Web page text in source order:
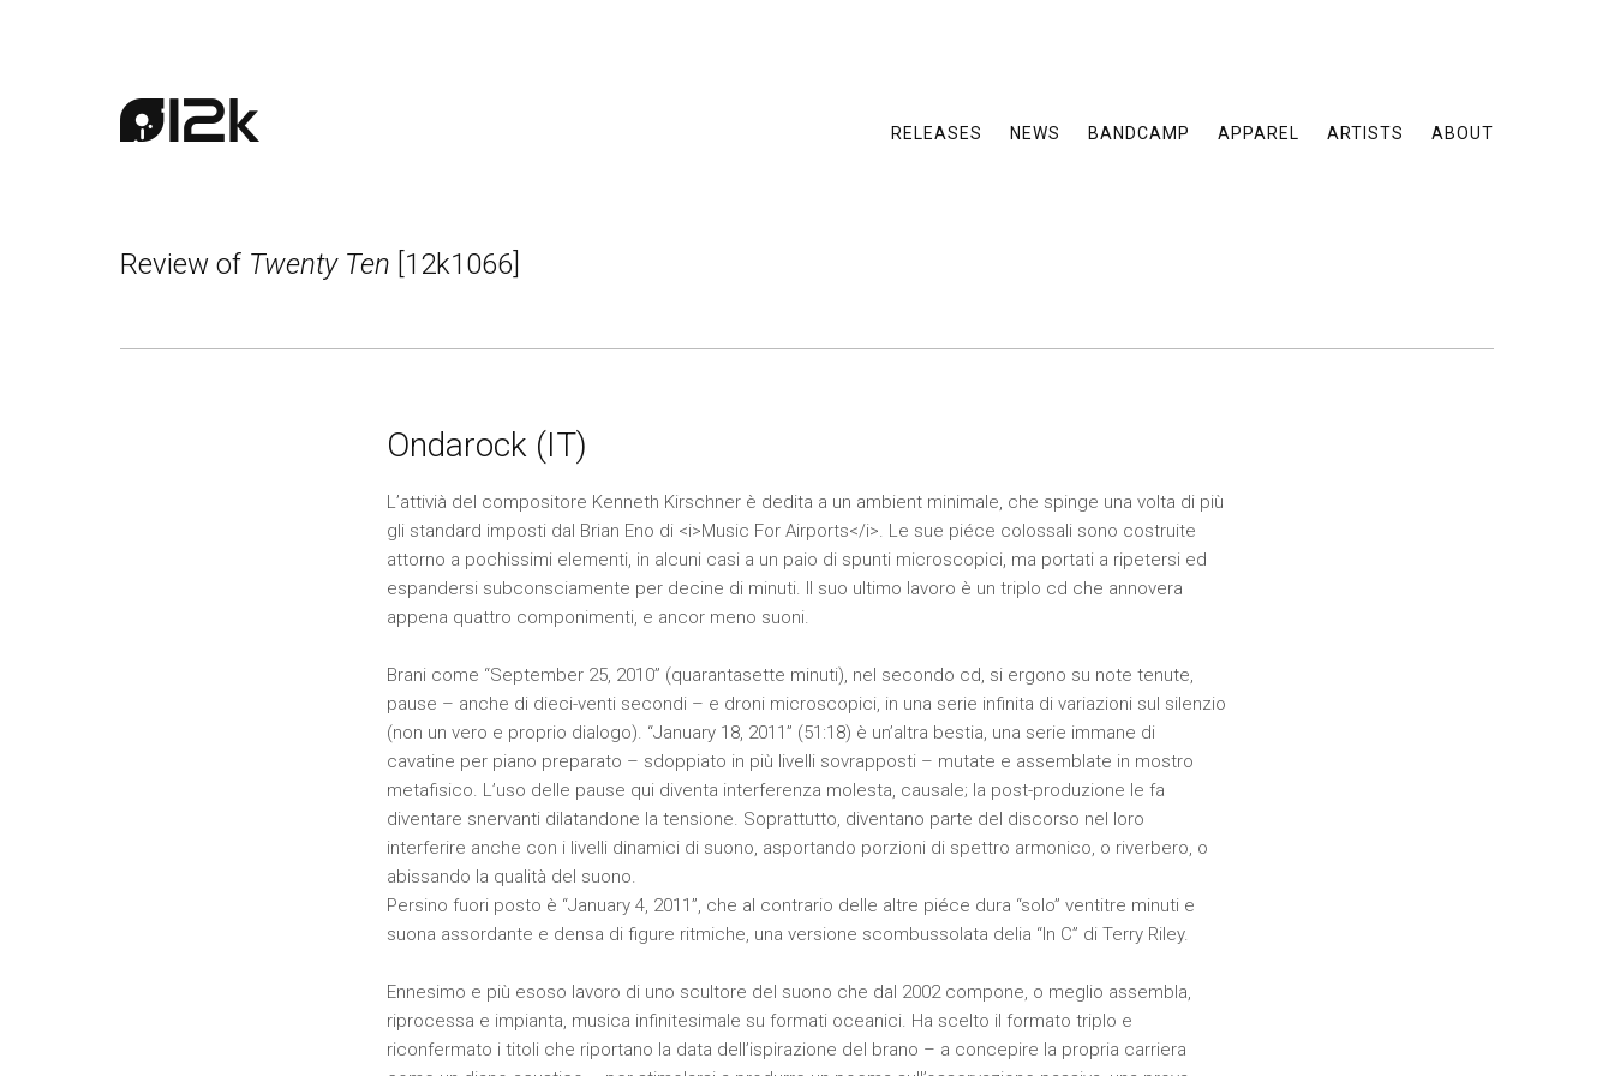
RELEASES NEWS BANDCAMP APPAREL ARTISTS ABOUT
Review of Twenty Ten [12k1066]
Ondarock (IT)
L’attivià del compositore Kenneth Kirschner è dedita a un ambient minimale, che spinge una volta di più
gli standard imposti dal Brian Eno di <i>Music For Airports</i>. Le sue piéce colossali sono costruite
attorno a pochissimi elementi, in alcuni casi a un paio di spunti microscopici, ma portati a ripetersi ed
espandersi subconsciamente per decine di minuti. Il suo ultimo lavoro è un triplo cd che annovera
appena quattro componimenti, e ancor meno suoni.
Brani come “September 25, 2010” (quarantasette minuti), nel secondo cd, si ergono su note tenute,
pause – anche di dieci-venti secondi – e droni microscopici, in una serie infinita di variazioni sul silenzio
(non un vero e proprio dialogo). “January 18, 2011” (51:18) è un’altra bestia, una serie immane di
cavatine per piano preparato – sdoppiato in più livelli sovrapposti – mutate e assemblate in mostro
metafisico. L’uso delle pause qui diventa interferenza molesta, causale; la post-produzione le fa
diventare snervanti dilatandone la tensione. Soprattutto, diventano parte del discorso nel loro
interferire anche con i livelli dinamici di suono, asportando porzioni di spettro armonico, o riverbero, o
abissando la qualità del suono.
Persino fuori posto è “January 4, 2011”, che al contrario delle altre piéce dura “solo” ventitre minuti e
suona assordante e densa di figure ritmiche, una versione scombussolata delia “In C” di Terry Riley.
Ennesimo e più esoso lavoro di uno scultore del suono che dal 2002 compone, o meglio assembla,
riprocessa e impianta, musica infinitesimale su formati oceanici. Ha scelto il formato triplo e
riconfermato i titoli che riportano la data dell’ispirazione del brano – a concepire la propria carriera